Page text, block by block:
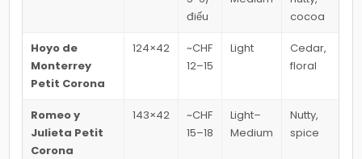
điếu
cocoa
Hoyo de
Monterrey
Petit Corona
124×42
~CHF
12–15
Light
Cedar,
floral
Romeo y
Julieta Petit
Corona
143×42
~CHF
15–18
Light–
Medium
Nutty,
spice